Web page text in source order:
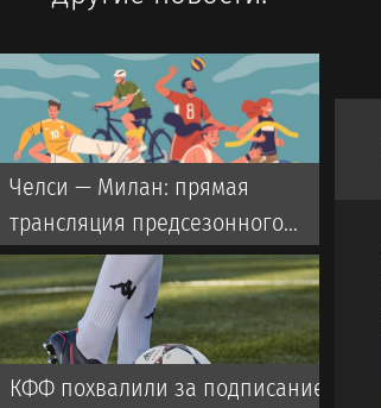
Челси — Милан: прямая
трансляция предсезонного
матча с участием Дастана
Сатпаева
КФФ похвалили за подписание